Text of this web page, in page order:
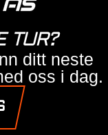
TUR?
ditt neste
oss i dag.